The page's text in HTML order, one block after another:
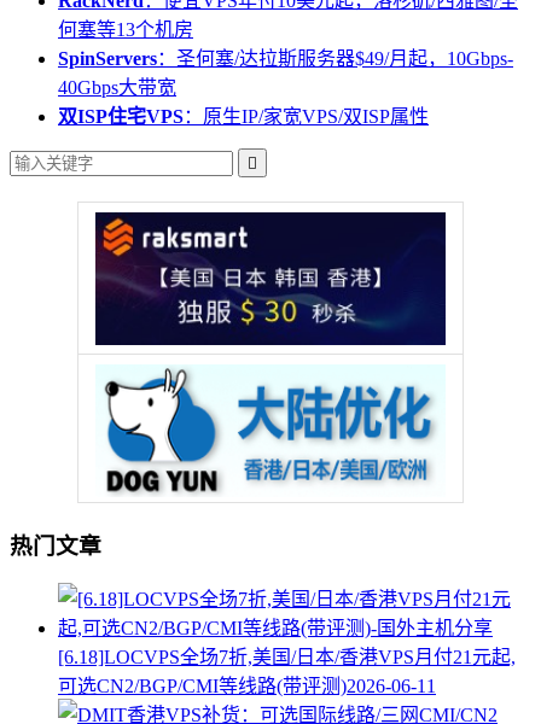
何塞等13个机房
SpinServers：圣何塞/达拉斯服务器$49/月起，10Gbps-
40Gbps大带宽
双ISP住宅VPS：原生IP/家宽VPS/双ISP属性

热门文章
[6.18]LOCVPS全场7折,美国/日本/香港VPS月付21元起,
可选CN2/BGP/CMI等线路(带评测)2026-06-11